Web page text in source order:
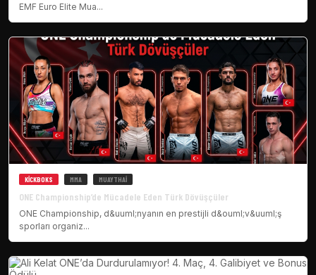
EMF Euro Elite Mua...
KICKBOKS MMA MUAYTHAI
ONE Championship’de Mücadele Eden Türk Dövüşçüler
ONE Championship, d&uuml;nyanın en prestijli d&ouml;v&uuml;ş
sporları organiz...